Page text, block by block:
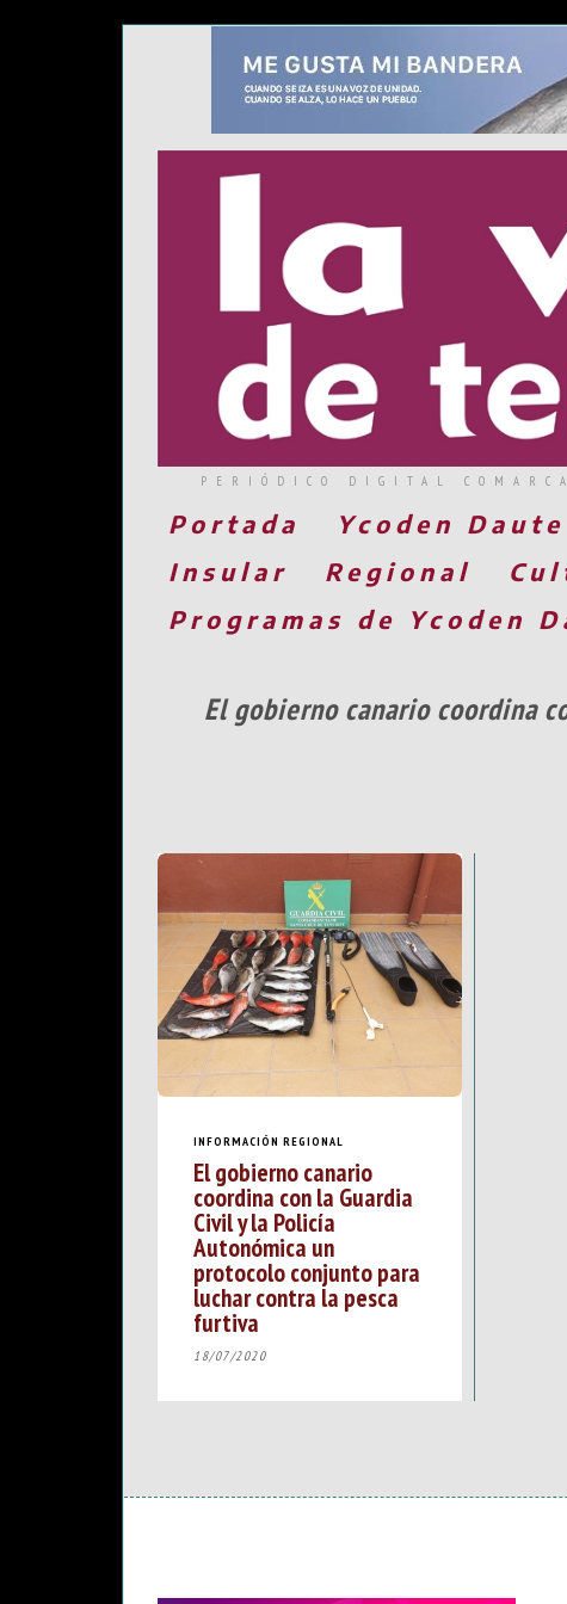
PERIÓDICO DIGITAL
Portada Ycoden
Insular
Regional
Programas de Ycoden
El gobierno canario coordina
INFORMACIÓN REGIONAL
El gobierno canario
coordina con la Guardia
Civil y la Policía
Autonómica un
protocolo conjunto para
luchar contra la pesca
furtiva
18/07/2020